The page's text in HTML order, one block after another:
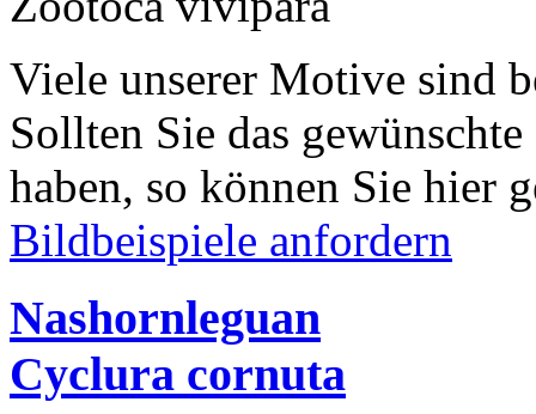
Viele unserer Motive sind
Sollten Sie das
haben, so können Sie hier
Bildbeispiele anfordern
Nashornleguan
Cyclura cornuta